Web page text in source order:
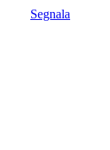
Segnala